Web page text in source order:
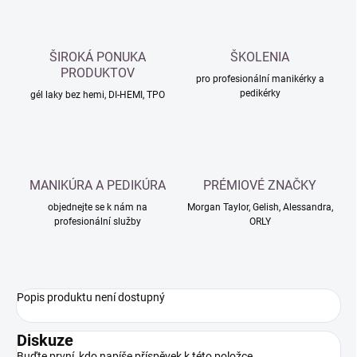
ŠIROKÁ PONUKA
PRODUKTOV
gél laky bez hemi, DI-HEMI, TPO
ŠKOLENIA
pro profesionální manikérky a
pedikérky
MANIKÚRA A PEDIKÚRA
objednejte se k nám na
profesionální služby
PRÉMIOVÉ ZNAČKY
Morgan Taylor, Gelish, Alessandra,
ORLY
Popis produktu není dostupný
Diskuze